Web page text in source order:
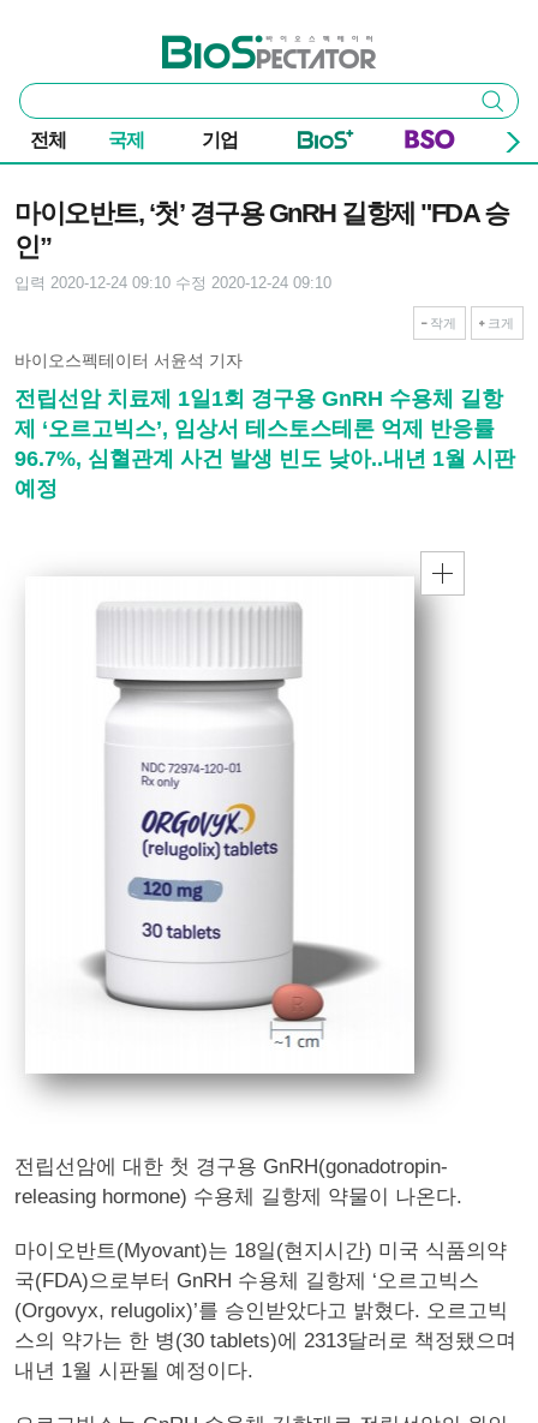
바이오스펙테이터
통
합
검
색
검색
전체 국제 기업
마이오반트, ‘첫’ 경구용 GnRH 길항제 "FDA 승
인”
입력 2020-12-24 09:10 수정 2020-12-24 09:10
작게 크게
바이오스펙테이터 서윤석 기자
전립선암 치료제 1일1회 경구용 GnRH 수용체 길항
제 ‘오르고빅스’, 임상서 테스토스테론 억제 반응률
96.7%, 심혈관계 사건 발생 빈도 낮아..내년 1월 시판
예정
전립선암에 대한 첫 경구용 GnRH(gonadotropin-
releasing hormone) 수용체 길항제 약물이 나온다.
마이오반트(Myovant)는 18일(현지시간) 미국 식품의약
국(FDA)으로부터 GnRH 수용체 길항제 ‘오르고빅스
(Orgovyx, relugolix)’를 승인받았다고 밝혔다. 오르고빅
스의 약가는 한 병(30 tablets)에 2313달러로 책정됐으며
내년 1월 시판될 예정이다.